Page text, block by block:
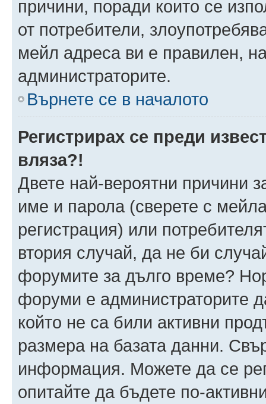
причини, поради които се
от потребители,
мейл адреса ви е правилен,
администраторите.
Върнете се в началото
Регистрирах се преди
вляза?!
Двете най-вероятни причини
име и парола (сверете с
регистрация) или
втория случай, да не би
форумите за дълго време?
форуми е администраторите
който не са били активни
размера на базата данни.
информация. Можете да се
опитайте да бъдете по-